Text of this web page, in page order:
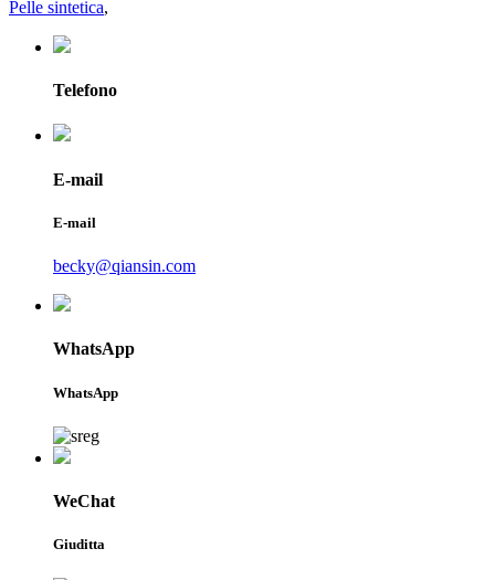
Pelle sintetica,
Telefono
E-mail
E-mail
becky@qiansin.com
WhatsApp
WhatsApp
WeChat
Giuditta